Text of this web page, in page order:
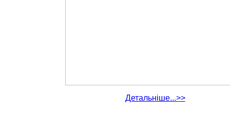
Детальніше...>>